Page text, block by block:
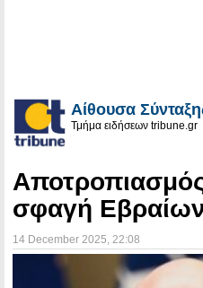
Αίθουσα
Τμήμα ειδήσεων tribune.gr
σφαγή Εβραίων
14 December 2025 , 22:08